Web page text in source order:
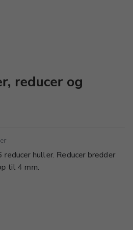
reducer og
huller. Reducer bredder
til 4 mm.